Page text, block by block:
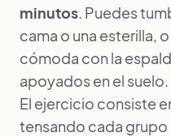
minutos. Puedes
cama o una esterilla,
cómoda con la
apoyados en el suelo.
El ejercicio consiste
tensando cada grupo